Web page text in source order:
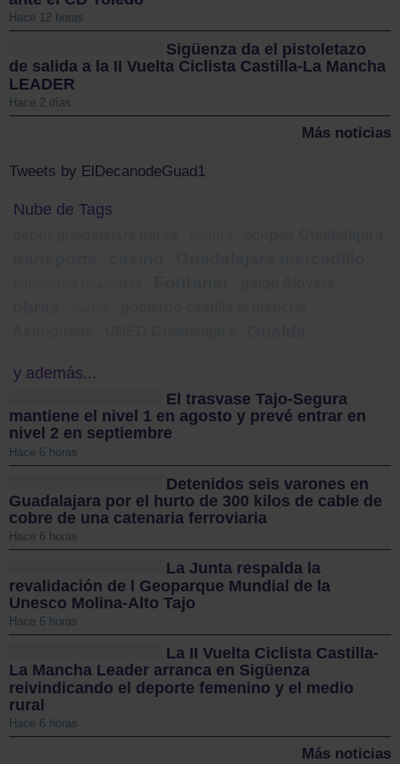
Hace 12 horas
Sigüenza da el pistoletazo
de salida a la II Vuelta Ciclista Castilla-La Mancha
LEADER
Hace 2 días
Más noticias
Tweets by ElDecanodeGuad1
Nube de Tags
y además...
El trasvase Tajo-Segura
mantiene el nivel 1 en agosto y prevé entrar en
nivel 2 en septiembre
Hace 6 horas
Detenidos seis varones en
Guadalajara por el hurto de 300 kilos de cable de
cobre de una catenaria ferroviaria
Hace 6 horas
La Junta respalda la
revalidación de l Geoparque Mundial de la
Unesco Molina-Alto Tajo
Hace 6 horas
La II Vuelta Ciclista Castilla-
La Mancha Leader arranca en Sigüenza
reivindicando el deporte femenino y el medio
rural
Hace 6 horas
Más noticias